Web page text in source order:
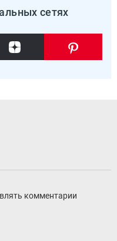
сетях
комментарии